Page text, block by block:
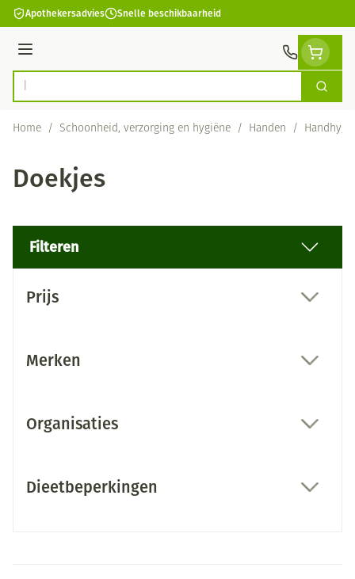
Ga naar de inhoud
Apothekersadvies Snelle beschikbaarheid
Menu
Product, merk, categorie... Zoek
Home / Schoonheid, verzorging en hygiëne / Handen /
Doekjes
Filteren
Prijs
Merken
Organisaties
Dieetbeperkingen